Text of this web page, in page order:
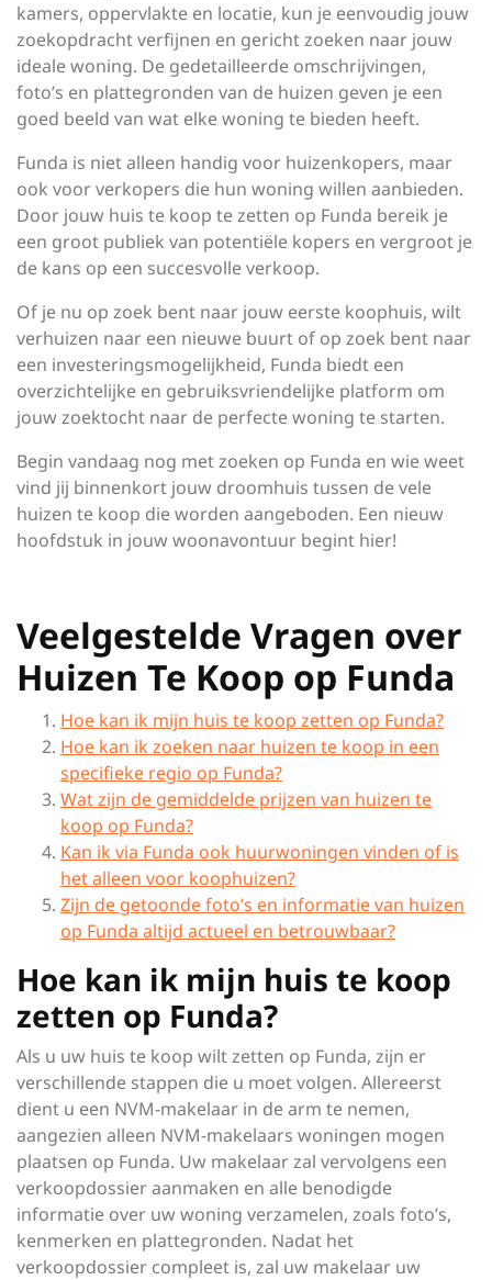
kamers, oppervlakte en locatie, kun je eenvoudig jouw
zoekopdracht verfijnen en gericht zoeken naar jouw
ideale woning. De gedetailleerde omschrijvingen,
foto’s en plattegronden van de huizen geven je een
goed beeld van wat elke woning te bieden heeft.
Funda is niet alleen handig voor huizenkopers, maar
ook voor verkopers die hun woning willen aanbieden.
Door jouw huis te koop te zetten op Funda bereik je
een groot publiek van potentiële kopers en vergroot je
de kans op een succesvolle verkoop.
Of je nu op zoek bent naar jouw eerste koophuis, wilt
verhuizen naar een nieuwe buurt of op zoek bent naar
een investeringsmogelijkheid, Funda biedt een
overzichtelijke en gebruiksvriendelijke platform om
jouw zoektocht naar de perfecte woning te starten.
Begin vandaag nog met zoeken op Funda en wie weet
vind jij binnenkort jouw droomhuis tussen de vele
huizen te koop die worden aangeboden. Een nieuw
hoofdstuk in jouw woonavontuur begint hier!
Veelgestelde Vragen over
Huizen Te Koop op Funda
Hoe kan ik mijn huis te koop zetten op Funda?
Hoe kan ik zoeken naar huizen te koop in een
specifieke regio op Funda?
Wat zijn de gemiddelde prijzen van huizen te
koop op Funda?
Kan ik via Funda ook huurwoningen vinden of is
het alleen voor koophuizen?
Zijn de getoonde foto’s en informatie van huizen
op Funda altijd actueel en betrouwbaar?
Hoe kan ik mijn huis te koop
zetten op Funda?
Als u uw huis te koop wilt zetten op Funda, zijn er
verschillende stappen die u moet volgen. Allereerst
dient u een NVM-makelaar in de arm te nemen,
aangezien alleen NVM-makelaars woningen mogen
plaatsen op Funda. Uw makelaar zal vervolgens een
verkoopdossier aanmaken en alle benodigde
informatie over uw woning verzamelen, zoals foto’s,
kenmerken en plattegronden. Nadat het
verkoopdossier compleet is, zal uw makelaar uw